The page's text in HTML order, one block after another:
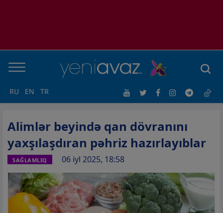
RU EN TR
Alimlər beyində qan dövranını
yaxşılaşdıran pəhriz hazırlayıblar
SAĞLAMLIQ 06 iyl 2025, 18:58